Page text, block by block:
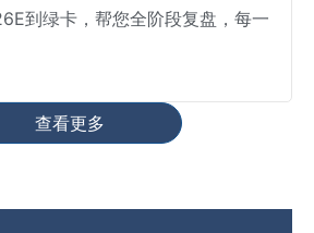
到绿卡，帮您全阶段复盘，每一
查看更多